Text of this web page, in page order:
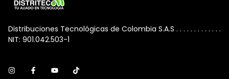
Distribuciones Tecnológicas de Colombia S.A.S . . . . . . . . . . . . .
NIT: 901.042.503-1